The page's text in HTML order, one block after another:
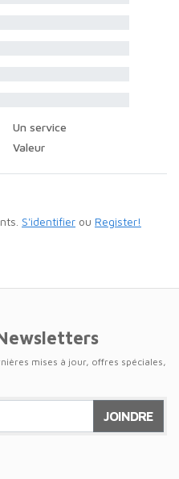
Un service
Valeur
S'identifier ou Register!
mises à jour, offres spéciales,
JOINDRE